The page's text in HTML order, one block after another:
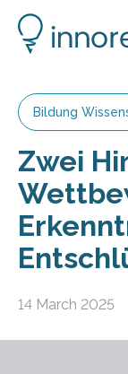
Bildung
Zwei
14 March 2025